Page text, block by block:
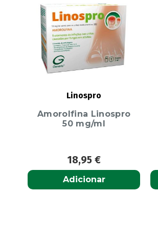
Linospro
Amorolfina Linospro
50 mg/ml
18,95 €
Adicionar